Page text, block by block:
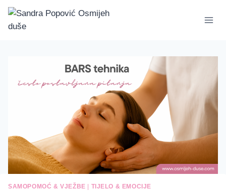
Skip
content
SAMOPOMOĆ & VJEŽBE TIJELO & EMOCIJE